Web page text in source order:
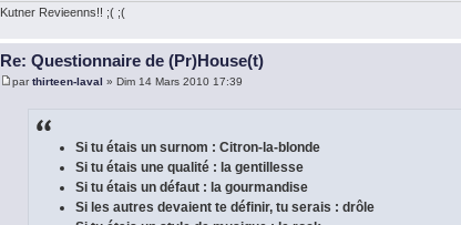
Kutner Revieenns!! ;( ;(
Re: Questionnaire de (Pr)House(t)
parthirteen-laval » Dim 14 Mars 2010 17:39
Si tu étais un surnom : Citron-la-blonde
Si tu étais une qualité : la gentillesse
Si tu étais un défaut : la gourmandise
Si les autres devaient te définir, tu serais : drôle